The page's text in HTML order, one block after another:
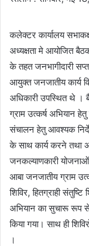
कलेक्टर कार्यालय
अध्यक्षता मे आयोजित
के तहत जनभागीदारी
आयुक्त जनजातीय कार्य
अधिकारी उपस्थित थे ।
ग्राम उत्कर्ष अभियान
संचालन हेतु आवश्यक
के साथ कार्य करने तथा
जनकल्याणकारी
आबा जनजातीय ग्राम
शिविर, हितग्राही
अभियान का सुचारू रूप से
किया गया। साथ ही
।